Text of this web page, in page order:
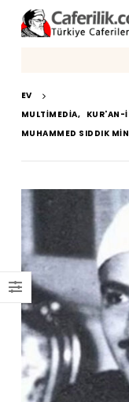
EV
MULTIMEDIA, KUR'AN-I
MUHAMMED SIDDIK